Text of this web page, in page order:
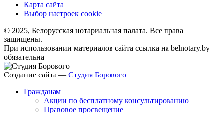
Карта сайта
Выбор настроек cookie
© 2025, Белорусская нотариальная палата. Все права
защищены.
При использовании материалов сайта ссылка на belnotary.by
обязательна
Создание сайта — Студия Борового
Гражданам
Акции по бесплатному консультированию
Правовое просвещение